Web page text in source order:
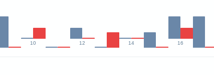
10 12 14 16